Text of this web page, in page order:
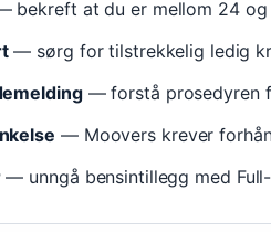
bekreft at du er mellom 24 og
— sørg for tilstrekkelig ledig
— forstå prosedyren
— Moovers krever
— unngå bensintillegg med